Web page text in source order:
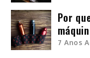
Por
7 Anos